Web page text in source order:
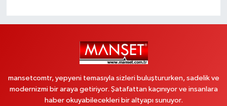
mansetcomtr, yepyeni temasıyla sizleri buluştururken, sadelik ve
modernizmi bir araya getiriyor. Şatafattan kaçınıyor ve insanlara
haber okuyabilecekleri bir altyapı sunuyor.